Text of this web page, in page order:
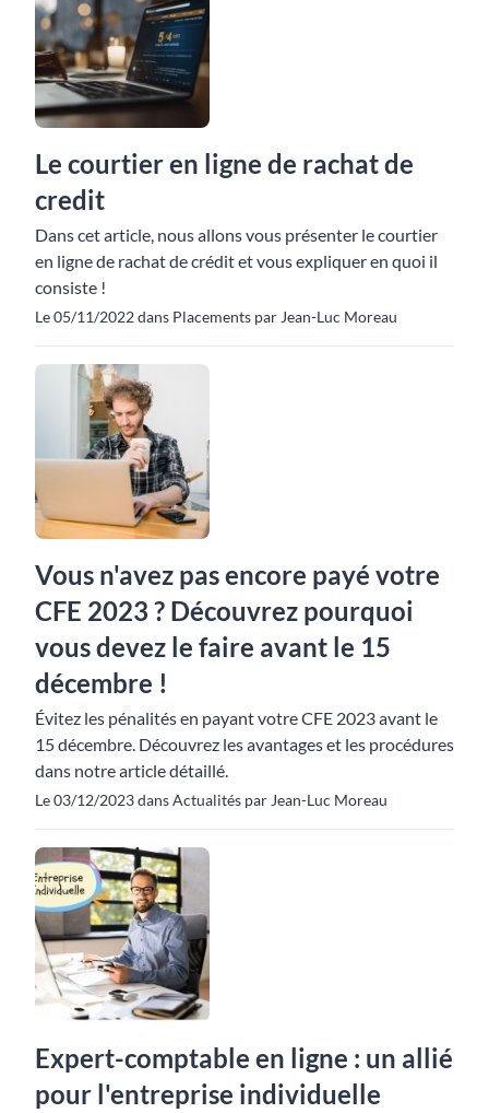
Le courtier en ligne de rachat de
credit
Dans cet article, nous allons vous présenter le courtier
en ligne de rachat de crédit et vous expliquer en quoi il
consiste !
Le 05/11/2022 dans Placements par Jean-Luc Moreau
Vous n'avez pas encore payé votre
CFE 2023 ? Découvrez pourquoi
vous devez le faire avant le 15
décembre !
Évitez les pénalités en payant votre CFE 2023 avant le
15 décembre. Découvrez les avantages et les procédures
dans notre article détaillé.
Le 03/12/2023 dans Actualités par Jean-Luc Moreau
Expert-comptable en ligne : un allié
pour l'entreprise individuelle